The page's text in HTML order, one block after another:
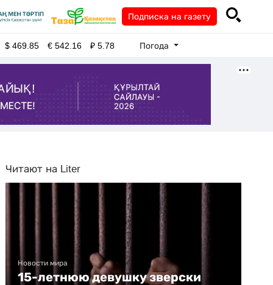
Подписка на газету
$469.85 €542.16 ₽5.78 Погода
Читают на Liter
Новости мира
15-летнюю девушку зверски